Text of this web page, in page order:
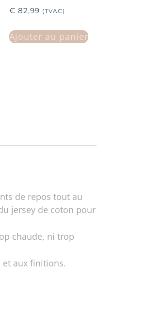
€ 82,99 (TVAC)
Ajouter au panier
de repos tout au
jersey de coton pour
chaude, ni trop
et aux finitions.